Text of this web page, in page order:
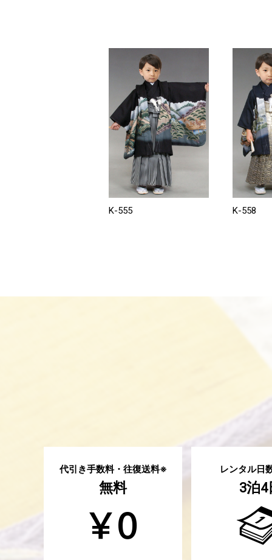
K-555 K-558
代引き手数料・往復送料※
無料
レンタル日
3泊4